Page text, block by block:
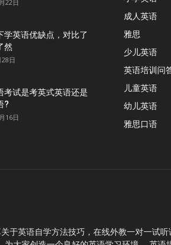
22日
学英语优缺点，对比了
然
日
考试是考英式英语还是
?
16日
成人英语
雅思
少儿英语
英语培训问
儿童英语
幼儿英语
雅思口语
于英语自学方法技巧，在线外教一对一试